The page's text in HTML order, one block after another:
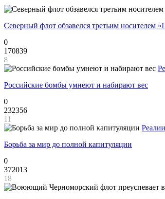
Северный флот обзавелся третьим носителем
0
170839
8
Российские бомбы умнеют и набирают вес
0
232356
11
Реалии
Борьба за мир до полной капитуляции
0
372013
18